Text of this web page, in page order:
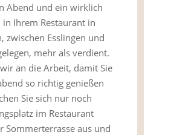
Abend und ein wirklich
in Ihrem Restaurant in
zwischen Esslingen und
mehr als verdient.
an die Arbeit, damit Sie
so richtig genießen
Sie sich nur noch
im Restaurant
Sommerterrasse aus und